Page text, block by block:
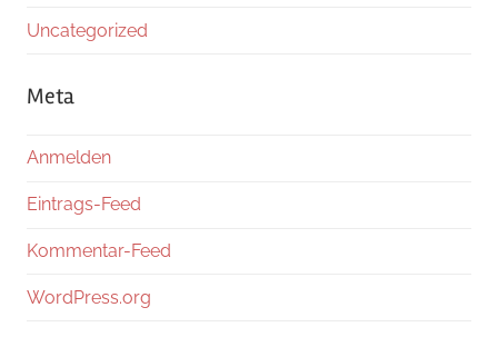
Uncategorized
Meta
Anmelden
Eintrags-Feed
Kommentar-Feed
WordPress.org